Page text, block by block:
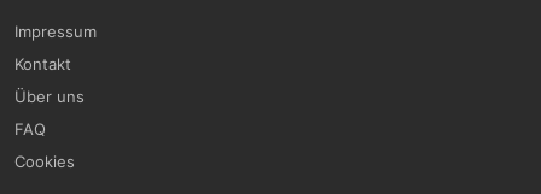
Impressum
Kontakt
Über uns
FAQ
Cookies